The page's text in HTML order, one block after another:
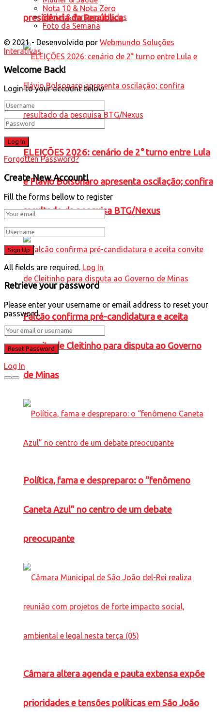
presidência da República
ELEIÇÕES 2026: cenário de 2° turno entre Lula
e Flávio Bolsonaro apresenta oscilação; confira
resultado da pesquisa BTG/Nexus
Falcão confirma pré-candidatura e aceita
convite de Cleitinho para disputa ao Governo
de Minas
Política, fama e despreparo: o “fenômeno
Caneta Azul” no centro de um debate
preocupante
Câmara altera agenda e pauta extensa expõe
prioridades e tensões políticas em São João
Nota 10 & Nota Zero
Social & Personalidades
Foto da Semana
© 2021 - Desenvolvido por Webmundo Soluções
Interativas
Welcome Back!
Login to your account below
Forgotten Password?
Create New Account!
Fill the forms bellow to register
All fields are required. Log In
Retrieve your password
Please enter your username or email address to reset your
password.
Log In